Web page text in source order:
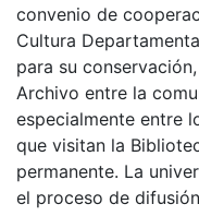
convenio de
Cultura
para su
Archivo entre la
especialmente entre
que visitan la
permanente. La
el proceso de